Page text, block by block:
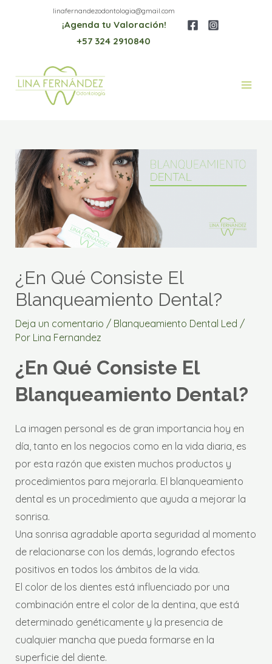
linafernandezodontologia@gmail.com
¡Agenda tu Valoración!
+57 324 2910840
¿En Qué Consiste El
Blanqueamiento Dental?
Deja un comentario / Blanqueamiento Dental Led /
Por Lina Fernandez
¿En Qué Consiste El
Blanqueamiento Dental?
La imagen personal es de gran importancia hoy en
día, tanto en los negocios como en la vida diaria, es
por esta razón que existen muchos productos y
procedimientos para mejorarla. El blanqueamiento
dental es un procedimiento que ayuda a mejorar la
sonrisa.
Una sonrisa agradable aporta seguridad al momento
de relacionarse con los demás, logrando efectos
positivos en todos los ámbitos de la vida.
El color de los dientes está influenciado por una
combinación entre el color de la dentina, que está
determinado genéticamente y la presencia de
cualquier mancha que pueda formarse en la
superficie del diente.